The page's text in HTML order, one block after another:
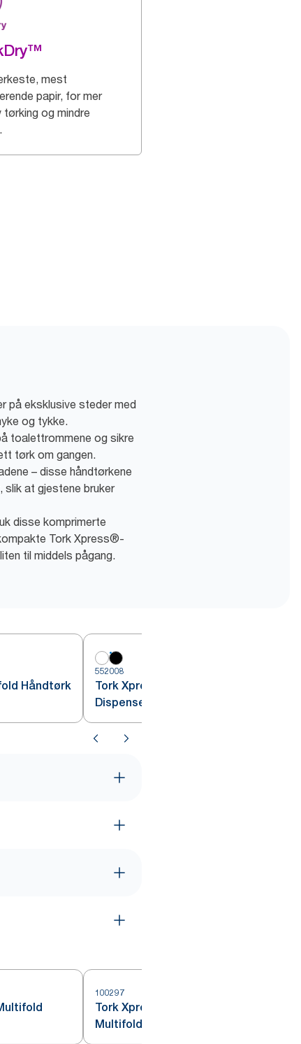
mest
papir, for mer
og mindre
på eksklusive steder med
og tykke.
toalettrommene og sikre
tørk om gangen.
– disse håndtørkene
at gjestene bruker
disse komprimerte
Tork Xpress®-
til middels pågang.
Håndtørk
552008
Tork Xpress® Multifold Håndtørk
Dispenser Sort H2
100297
Tork Xpress® Ekstra Myk
Multifold Håndtørk Hvit H2